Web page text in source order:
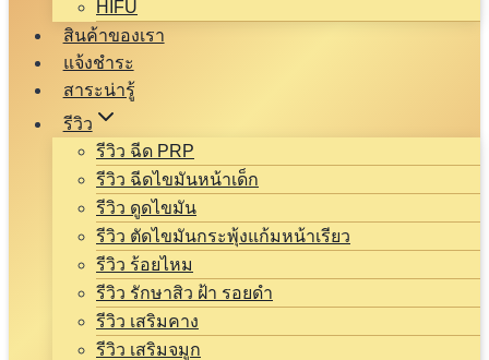
HIFU
สินค้าของเรา
แจ้งชำระ
สาระน่ารู้
รีวิว
รีวิว ฉีด PRP
รีวิว ฉีดไขมันหน้าเด็ก
รีวิว ดูดไขมัน
รีวิว ตัดไขมันกระพุ้งแก้มหน้าเรียว
รีวิว ร้อยไหม
รีวิว รักษาสิว ฝ้า รอยดำ
รีวิว เสริมคาง
รีวิว เสริมจมูก